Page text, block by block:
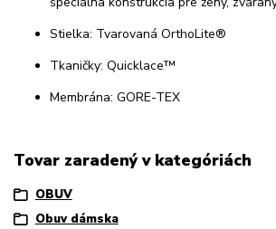
Stielka: Tvarovaná OrthoLite®
Tkaničky: Quicklace™
Membrána: GORE-TEX
Tovar zaradený v kategóriách
OBUV
Obuv dámska